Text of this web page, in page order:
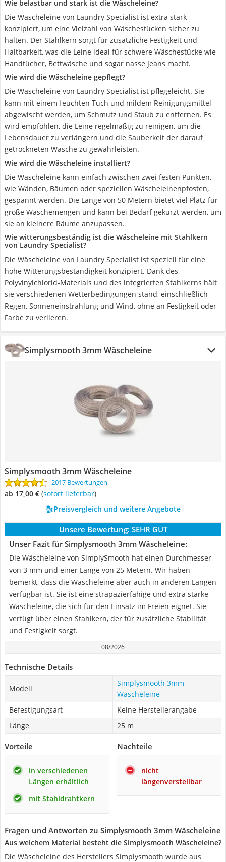
Wie belastbar und stark ist die Wäscheleine?
Die Wäscheleine von Laundry Specialist ist extra stark
konzipiert, um eine Vielzahl von Wäschestücken sicher zu
halten. Der Stahlkern sorgt für zusätzliche Festigkeit und
Haltbarkeit, was die Leine ideal für schwere Wäschestücke wie
Handtücher, Bettwäsche und sogar nasse Jeans macht.
Wie wird die Wäscheleine gepflegt?
Die Wäscheleine von Laundry Specialist ist pflegeleicht. Sie
kann mit einem feuchten Tuch und mildem Reinigungsmittel
abgewischt werden, um Schmutz und Staub zu entfernen. Es
wird empfohlen, die Leine regelmäßig zu reinigen, um die
Lebensdauer zu verlängern und die Sauberkeit der darauf
getrockneten Wäsche zu gewährleisten.
Wie wird die Wäscheleine installiert?
Die Wäscheleine kann einfach zwischen zwei festen Punkten,
wie Wänden, Bäumen oder speziellen Wäscheleinenpfosten,
gespannt werden. Die Länge von 50 Metern bietet viel Platz für
große Wäschemengen und kann bei Bedarf gekürzt werden, um
sie an kleinere Räume anzupassen.
Wie witterungsbeständig ist die Wäscheleine mit Stahlkern
von Laundry Specialist?
Die Wäscheleine von Laundry Specialist ist speziell für eine
hohe Witterungsbeständigkeit konzipiert. Dank des
Polyvinylchlorid-Materials und des integrierten Stahlkerns hält
sie verschiedenen Wetterbedingungen stand, einschließlich
Regen, Sonneneinstrahlung und Wind, ohne an Festigkeit oder
Farbe zu verlieren.
Simplysmooth 3mm Wäscheleine
Simplysmooth 3mm Wäscheleine
2017 Bewertungen
ab 17,00 € ( Sofort lieferbar)
Preisvergleich und weitere Angebote
Unsere Bewertung: SEHR GUT
Unser Fazit für Simplysmooth 3mm Wäscheleine:
Die Wäscheleine von SimplySmooth hat einen Durchmesser
von 3 mm und einer Länge von 25 Metern. Wir haben
bemerkt, dass die Wäscheleine aber auch in anderen Längen
verfügbar ist. Sie ist eine strapazierfähige und extra starke
Wäscheleine, die sich für den Einsatz im Freien eignet. Sie
verfügt über einen Stahlkern, der für zusätzliche Stabilität
und Festigkeit sorgt.
08/2026
Technische Details
Modell
Simplysmooth 3mm
Wäscheleine
Befestigungsart
Keine Herstellerangabe
Länge
25 m
Vorteile
in verschiedenen
Längen erhältlich
mit Stahldrahtkern
Nachteile
nicht
längenverstellbar
Fragen und Antworten zu Simplysmooth 3mm Wäscheleine
Aus welchem Material besteht die Simplysmooth Wäscheleine?
Die Wäscheleine des Herstellers Simplysmooth wurde aus